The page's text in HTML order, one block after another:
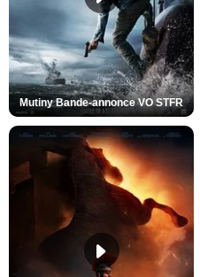
Mutiny Bande-annonce VO STFR